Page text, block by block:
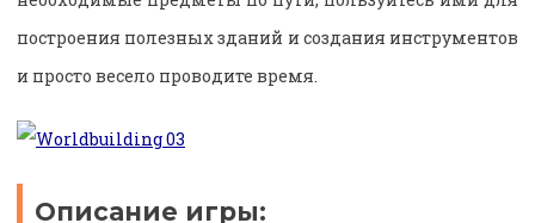
построения полезных зданий и создания инструментов
и просто весело проводите время.
Описание игры: